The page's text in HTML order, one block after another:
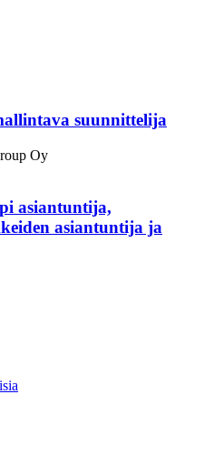
suunnittelija
Oy
asiantuntija,
asiantuntija ja